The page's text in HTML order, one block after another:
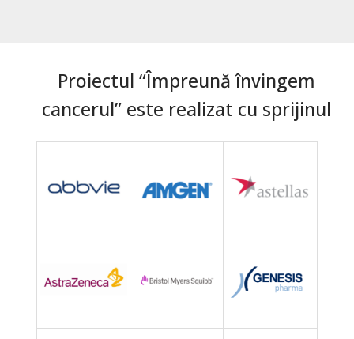
Proiectul “Împreună învingem
cancerul” este realizat cu sprijinul